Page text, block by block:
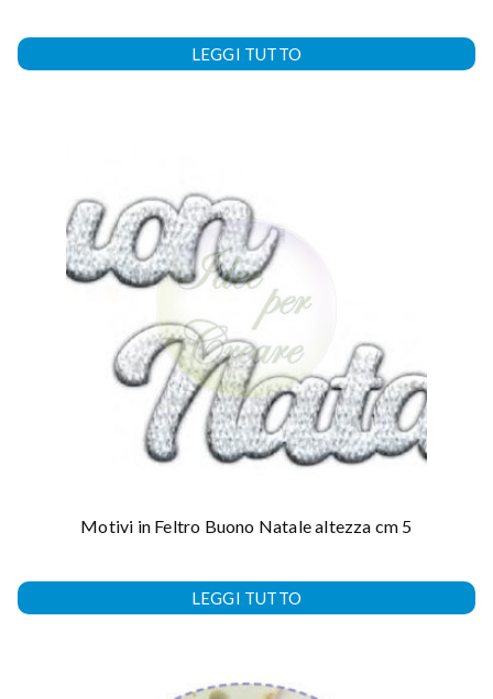
LEGGI TUTTO
Motivi in Feltro Buono Natale altezza cm 5
LEGGI TUTTO